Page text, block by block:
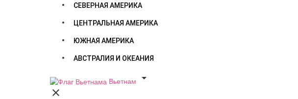
СЕВЕРНАЯ АМЕРИКА
ЦЕНТРАЛЬНАЯ АМЕРИКА
ЮЖНАЯ АМЕРИКА
АВСТРАЛИЯ И ОКЕАНИЯ
Вьетнам

